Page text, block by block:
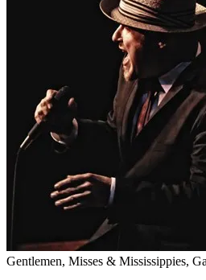
Gentlemen, Misses & Mississippies,